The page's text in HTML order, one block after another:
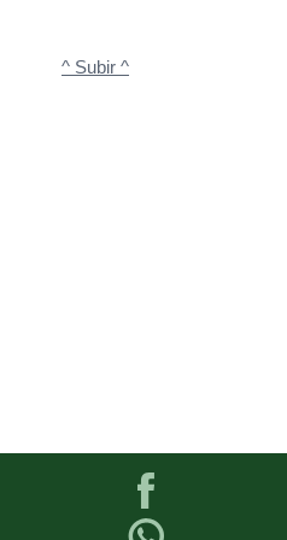
^ Subir ^